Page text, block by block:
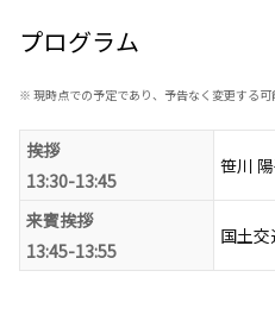
プログラム
※ 現時点での予定であり、予告なく変更する可
挨拶
13:30-13:45
笹川
来賓挨拶
13:45-13:55
国土